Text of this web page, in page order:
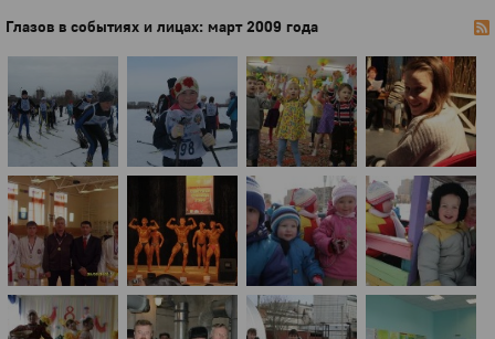
Глазов в событиях и лицах: март 2009 года